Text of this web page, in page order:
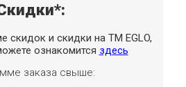
скидок и скидки на TM EGLO,
ознакомится здесь
заказа свыше: